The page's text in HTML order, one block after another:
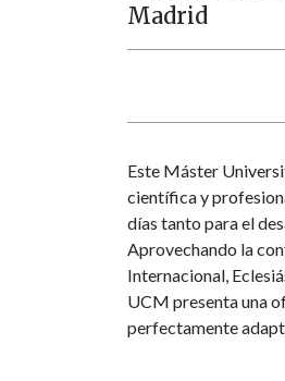
Madrid
Este Máster
científica y
días tanto para el
Aprovechando la
Internacional,
UCM presenta una
perfectamente